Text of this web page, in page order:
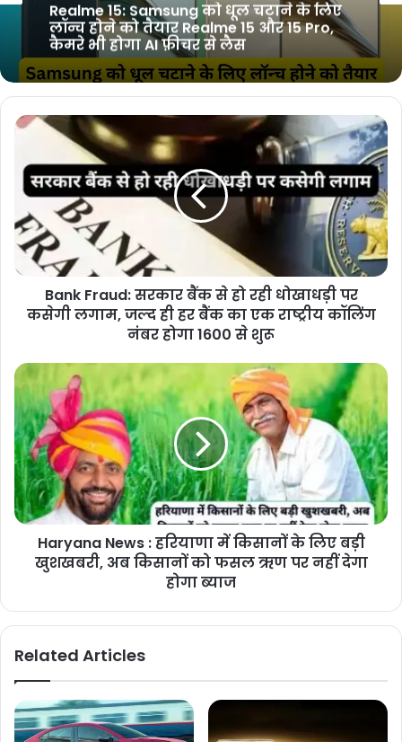
युवाओ के दिलों पर राज करने आ रहा है iPhone
17, iPhone 16 से मिल सकता है बड़ा डिस्प्ले!
कुछ खास फीचर्स से होगा लैस
Bank Fraud: सरकार बैंक से हो रही धोखाधड़ी पर
कसेगी लगाम, जल्द ही हर बैंक का एक राष्ट्रीय कॉलिंग
नंबर होगा 1600 से शुरू
Haryana News : हरियाणा में किसानों के लिए बड़ी
खुशखबरी, अब किसानों को फसल ऋण पर नहीं देगा
होगा ब्याज
Related Articles